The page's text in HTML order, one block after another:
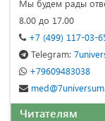
Мы будем рады
8.00 до 17.00
+7 (499) 117-03-
Telegram:
+79609483038
Читателям